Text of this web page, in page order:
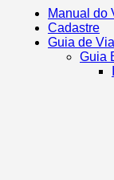
Manual do
Cadastre
Guia de
Guia